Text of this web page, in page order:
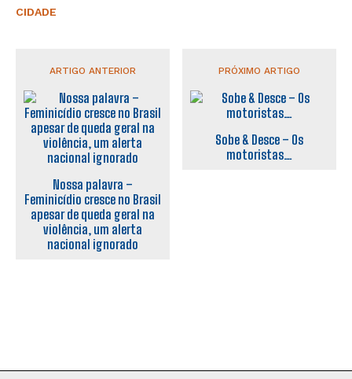
CIDADE
ARTIGO ANTERIOR
Nossa palavra –
Feminicídio cresce no Brasil
apesar de queda geral na
violência, um alerta
nacional ignorado
PRÓXIMO ARTIGO
Sobe & Desce – Os
motoristas…